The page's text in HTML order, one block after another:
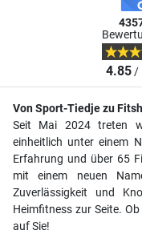
4.85/
Von Sport-Tiedje zu
Seit Mai 2024 treten
einheitlich unter einem
Erfahrung und über 65
mit einem neuen
Zuverlässigkeit und
Heimfitness zur Seite.
auf Sie!